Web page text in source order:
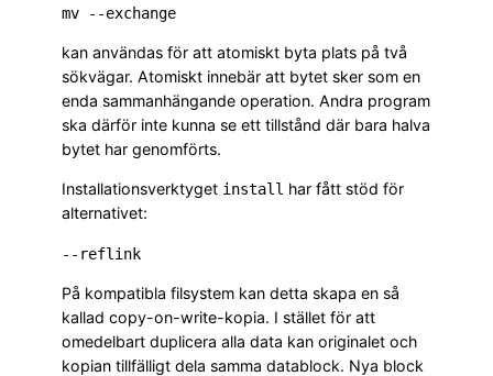
kan användas för att atomiskt byta plats på två
sökvägar. Atomiskt innebär att bytet sker som en
enda sammanhängande operation. Andra program
ska därför inte kunna se ett tillstånd där bara halva
bytet har genomförts.
Installationsverktyget install har fått stöd för
alternativet:
På kompatibla filsystem kan detta skapa en så
kallad copy-on-write-kopia. I stället för att
omedelbart duplicera alla data kan originalet och
kopian tillfälligt dela samma datablock. Nya block